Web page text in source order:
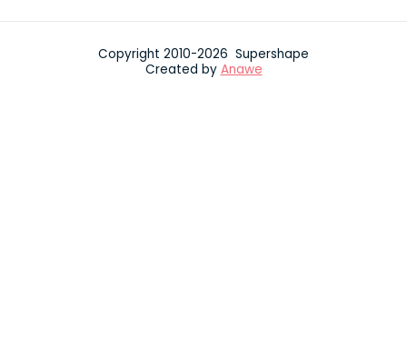
Copyright 2010-2026 Supershape
Created by Anawe